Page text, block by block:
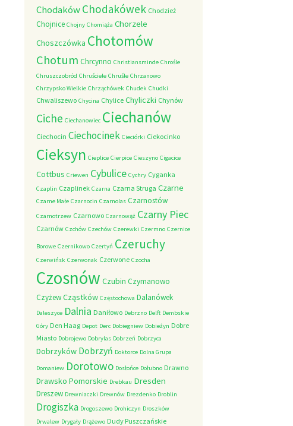
ChodakówChodakówek Chodzież
Chojnice Chojny Chomiąża Chorzele
Choszczówka Chotomów
Chotum Chrcynno Christiansminde Chrośle
Chruszczobród Chruściele Chruśle Chrzanowo
Chrzypsko Wielkie Chrząchówek Chudek Chudki
Chwaliszewo Chycina Chylice Chyliczki Chynów
Ciche Ciechanowiec Ciechanów
Ciechocin Ciechocinek Cieciórki Ciekocinko
Cieksyn Cieplice Cierpice Cieszyno Cigacice
Cottbus Criewen Cybulice Cychry Cyganka
Czaplin Czaplinek Czarna Czarna Struga Czarne
Czarne Małe Czarnocin Czarnolas Czarnostów
Czarnotrzew Czarnowo Czarnowąż Czarny Piec
Czarnów Czchów Czechów Czerewki Czermno Czernice
Borowe Czernikowo Czertyń Czeruchy
Czerwińsk Czerwonak Czerwone Czocha
Czosnów Czubin Czymanowo
CzyżewCząstków Częstochowa Dalanówek
Daleszyce Dalnia Daniłowo Debrzno Delft Dembskie
Góry Den Haag Depot Derc Dobiegniew Dobieżyn Dobre
Miasto Dobrojewo Dobrylas Dobrzeń Dobrzyca
Dobrzyków Dobrzyń Doktorce Dolna Grupa
Domaniew Dorotowo Dosłońce Dołubno Drawno
Drawsko Pomorskie Drebkau Dresden
Dreszew Drewniaczki Drewnów Drezdenko Droblin
Drogiszka Drogoszewo Drohiczyn Droszków
Drwalew Drygały Drążewo Dudy Puszczańskie